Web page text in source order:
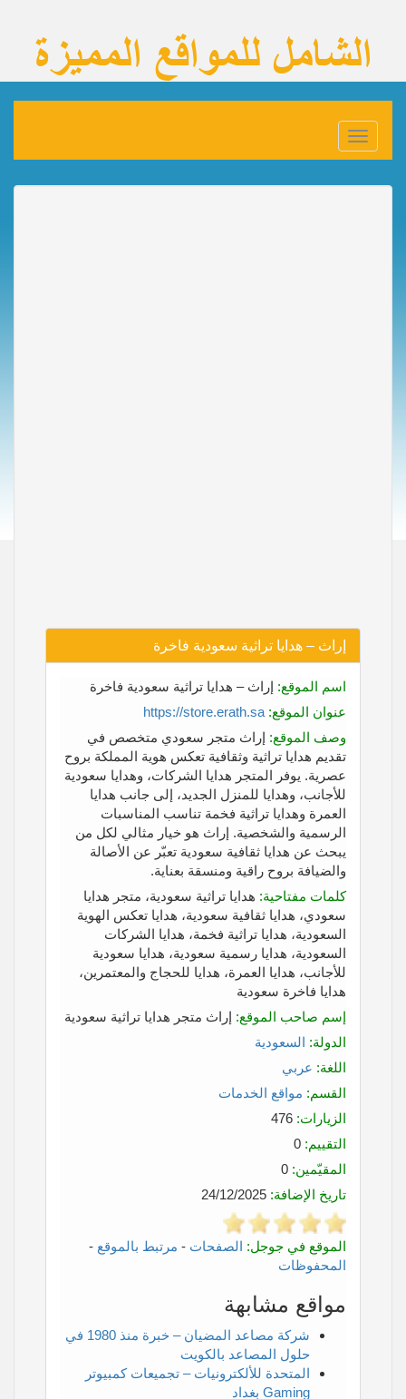
Toggle
navigation
إراث – هدايا تراثية سعودية فاخرة
اسم الموقع: إراث – هدايا تراثية سعودية فاخرة
عنوان الموقع: https://store.erath.sa
وصف الموقع: إراث متجر سعودي متخصص في
تقديم هدايا تراثية وثقافية تعكس هوية المملكة بروح
عصرية. يوفر المتجر هدايا الشركات، وهدايا سعودية
للأجانب، وهدايا للمنزل الجديد، إلى جانب هدايا
العمرة وهدايا تراثية فخمة تناسب المناسبات
الرسمية والشخصية. إراث هو خيار مثالي لكل من
يبحث عن هدايا ثقافية سعودية تعبّر عن الأصالة
والضيافة بروح راقية ومنسقة بعناية.
كلمات مفتاحية: هدايا تراثية سعودية، متجر هدايا
سعودي، هدايا ثقافية سعودية، هدايا تعكس الهوية
السعودية، هدايا تراثية فخمة، هدايا الشركات
السعودية، هدايا رسمية سعودية، هدايا سعودية
للأجانب، هدايا العمرة، هدايا للحجاج والمعتمرين،
هدايا فاخرة سعودية
إسم صاحب الموقع: إراث متجر هدايا تراثية سعودية
الدولة: السعودية
اللغة: عربي
القسم: مواقع الخدمات
الزيارات:
التقييم:
المقيّمين:
تاريخ الإضافة:
الموقع في جوجل: الصفحات - مرتبط بالموقع -
المحفوظات
مواقع مشابهة
شركة مصاعد المضيان – خبرة منذ 1980 في
حلول المصاعد بالكويت
المتحدة للألكترونيات – تجميعات كمبيوتر
Gaming بغداد